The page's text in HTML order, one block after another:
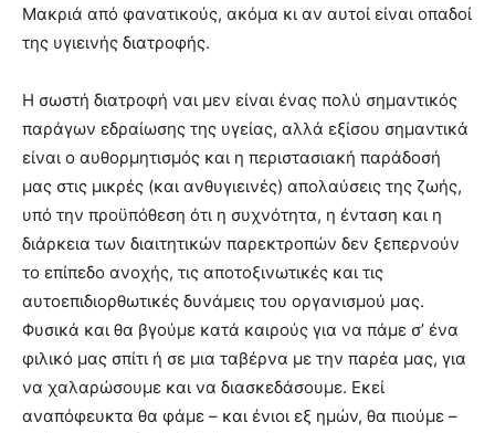
Μακριά από φανατικούς, ακόμα κι αν αυτοί είναι οπαδοί
της υγιεινής διατροφής.
Η σωστή διατροφή ναι μεν είναι ένας πολύ σημαντικός
παράγων εδραίωσης της υγείας, αλλά εξίσου σημαντικά
είναι ο αυθορμητισμός και η περιστασιακή παράδοσή
μας στις μικρές (και ανθυγιεινές) απολαύσεις της ζωής,
υπό την προϋπόθεση ότι η συχνότητα, η ένταση και η
διάρκεια των διαιτητικών παρεκτροπών δεν ξεπερνούν
το επίπεδο ανοχής, τις αποτοξινωτικές και τις
αυτοεπιδιορθωτικές δυνάμεις του οργανισμού μας.
Φυσικά και θα βγούμε κατά καιρούς για να πάμε σ’ ένα
φιλικό μας σπίτι ή σε μια ταβέρνα με την παρέα μας, για
να χαλαρώσουμε και να διασκεδάσουμε. Εκεί
αναπόφευκτα θα φάμε – και ένιοι εξ ημών, θα πιούμε –